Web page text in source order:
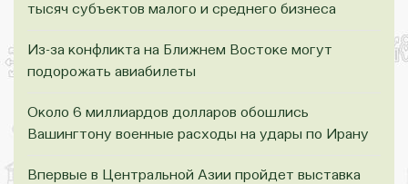
тысяч субъектов малого и среднего бизнеса
Из-за конфликта на Ближнем Востоке могут
подорожать авиабилеты
Около 6 миллиардов долларов обошлись
Вашингтону военные расходы на удары по Ирану
Впервые в Центральной Азии пройдет выставка